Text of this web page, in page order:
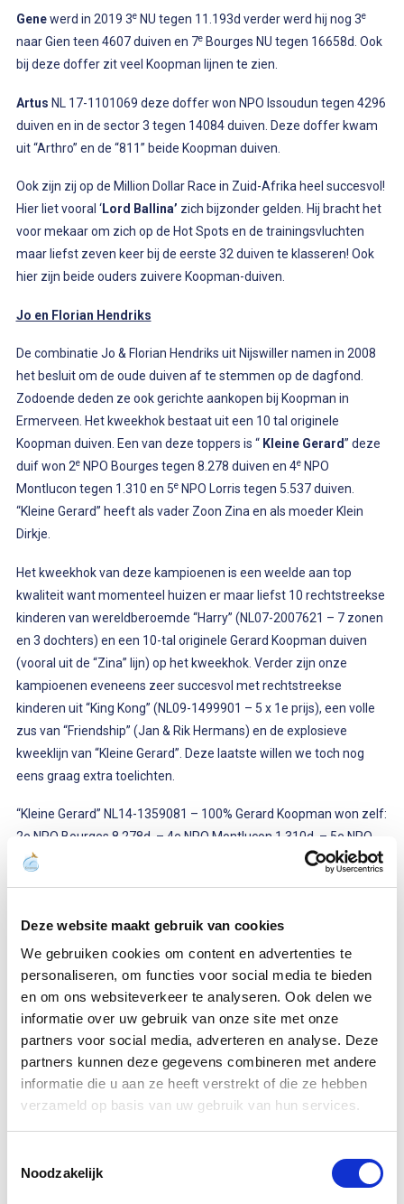
Deze website maakt gebruik van cookies
We gebruiken cookies om content en advertenties te
personaliseren, om functies voor social media te bieden
en om ons websiteverkeer te analyseren. Ook delen we
informatie over uw gebruik van onze site met onze
partners voor social media, adverteren en analyse. Deze
partners kunnen deze gegevens combineren met andere
informatie die u aan ze heeft verstrekt of die ze hebben
verzameld op basis van uw gebruik van hun services.
Noodzakelijk
Genewerd in 2019 3eNU tegen 11.193d verder werd hij nog 3e
naar Gien teen 4607 duiven en 7eBourges NU tegen 16658d. Ook
bij deze doffer zit veel Koopman lijnen te zien.
Artus NL 17-1101069 deze doffer won NPO Issoudun tegen 4296
duiven en in de sector 3 tegen 14084 duiven. Deze doffer kwam
uit “Arthro” en de “811” beide Koopman duiven.
Ook zijn zij op de Million Dollar Race in Zuid-Afrika heel succesvol!
Hier liet vooral ‘Lord Ballina’ zich bijzonder gelden. Hij bracht het
voor mekaar om zich op de Hot Spots en de trainingsvluchten
maar liefst zeven keer bij de eerste 32 duiven te klasseren! Ook
hier zijn beide ouders zuivere Koopman-duiven.
Jo en Florian Hendriks
De combinatie Jo & Florian Hendriks uit Nijswiller namen in 2008
het besluit om de oude duiven af te stemmen op de dagfond.
Zodoende deden ze ook gerichte aankopen bij Koopman in
Ermerveen. Het kweekhok bestaat uit een 10 tal originele
Koopman duiven. Een van deze toppers is “ Kleine Gerard” deze
duif won 2eNPO Bourges tegen 8.278 duiven en 4eNPO
Montlucon tegen 1.310 en 5eNPO Lorris tegen 5.537 duiven.
“Kleine Gerard” heeft als vader Zoon Zina en als moeder Klein
Dirkje.
Het kweekhok van deze kampioenen is een weelde aan top
kwaliteit want momenteel huizen er maar liefst 10 rechtstreekse
kinderen van wereldberoemde “Harry” (NL07-2007621 – 7 zonen
en 3 dochters) en een 10-tal originele Gerard Koopman duiven
(vooral uit de “Zina” lijn) op het kweekhok. Verder zijn onze
kampioenen eveneens zeer succesvol met rechtstreekse
kinderen uit “King Kong” (NL09-1499901 – 5 x 1e prijs), een volle
zus van “Friendship” (Jan & Rik Hermans) en de explosieve
kweeklijn van “Kleine Gerard”. Deze laatste willen we toch nog
eens graag extra toelichten.
“Kleine Gerard” NL14-1359081 – 100% Gerard Koopman won zelf:
2e NPO Bourges 8.278d. – 4e NPO Montluçon 1.310d. – 5e NPO
Lorris 5.537b. – 13e Prov. Rethel 10.912d. – 17e NPO Lorris
“Kleine Gerard” is vader van:
“17-760” winnaar van: 1/1269 Issoudun – 2/5233 NPO Issoudun –
1/476 Sens – 8/4612 NPO Sens – 12/16.471 NPO Lorris –
46/6033 I.Prov. Gien – 91/19.008 Prov. Sezanne
“18-280” “Asduif Gerard” winnaar van: 1e Provinciale Asduif jonge
duiven – 1/2314 Marche – 3/2778 NPO Gien
“17-761” “Grace” winnaar van: 1/1555 Sezanne – 12/8177 NPO
“17-151” “Son Kleine Gerard”: 1/4625 Charleville – 1/22.915
Charleville – 3/9512 Nat. Argenton – 4/1241 Charleville – 4/612